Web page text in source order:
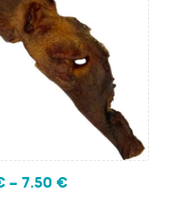
– 7.50 €